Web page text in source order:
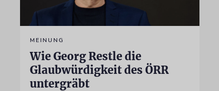
MEINUNG
Wie Georg Restle die
Glaubwürdigkeit des ÖRR
untergräbt